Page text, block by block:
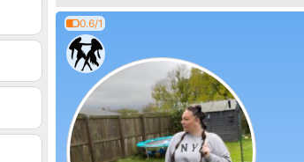
0.6/1